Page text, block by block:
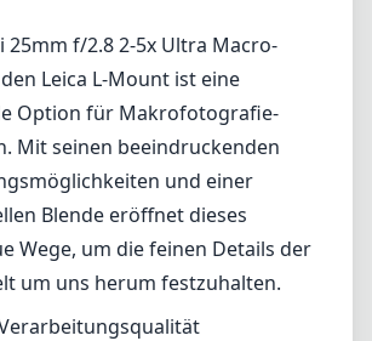
weist ein kompaktes Design auf,
Hand liegt und besonders
wenn man mit Makroobjekten
erfordern. Das AstrHori
überwiegend aus Metall
robust und langlebig an. Es ist
leicht, was es zu einer guten
Aufnahmesessions macht.
ist geschmeidig und bietet